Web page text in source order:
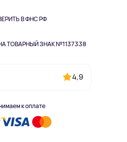
В ФНС РФ
ТОВАРНЫЙ ЗНАК №1137338
4,9
к оплате